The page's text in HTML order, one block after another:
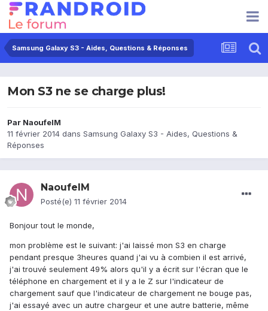
Samsung Galaxy S3 - Aides, Questions & Réponses
Mon S3 ne se charge plus!
Par NaoufelM
11 février 2014 dans Samsung Galaxy S3 - Aides, Questions &
Réponses
NaoufelM
Posté(e) 11 février 2014
Bonjour tout le monde,
mon problème est le suivant: j'ai laissé mon S3 en charge
pendant presque 3heures quand j'ai vu à combien il est arrivé,
j'ai trouvé seulement 49% alors qu'il y a écrit sur l'écran que le
téléphone en chargement et il y a le Z sur l'indicateur de
chargement sauf que l'indicateur de chargement ne bouge pas,
j'ai essayé avec un autre chargeur et une autre batterie, même